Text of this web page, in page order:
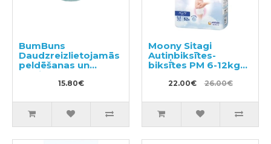
BumBuns
Daudzreizlietojamās
peldēšanas un
podiņmācību
autiņbiksīte M 11–15
15.80€
Moony Sitagi
Autiņbiksītes-
biksītes PM 6-12kg
22.00€ 26.00€